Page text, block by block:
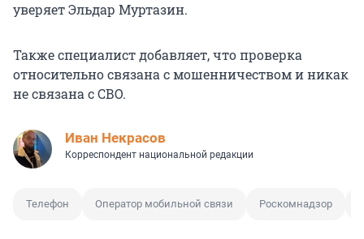
уверяет Эльдар Муртазин.
Также специалист добавляет, что проверка
относительно связана с мошенничеством и никак
не связана с СВО.
Иван Некрасов
Корреспондент национальной редакции
Телефон Оператор мобильной связи Роскомнадзор